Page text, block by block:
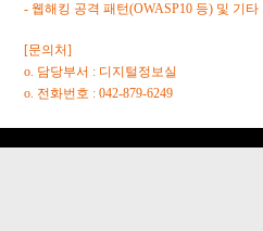
- 웹해킹 공격 패턴(OWASP10 등) 및 기
[문의처]
o. 담당부서 : 디지털정보실
o. 전화번호 : 042-879-6249